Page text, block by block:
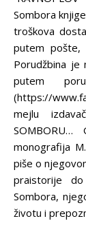
Sombora
troškova
putem pošte,
Porudžbina je
putem
(https://
mejlu
SOMBORU…
monografija
piše o
praistorije
Sombora,
životu i